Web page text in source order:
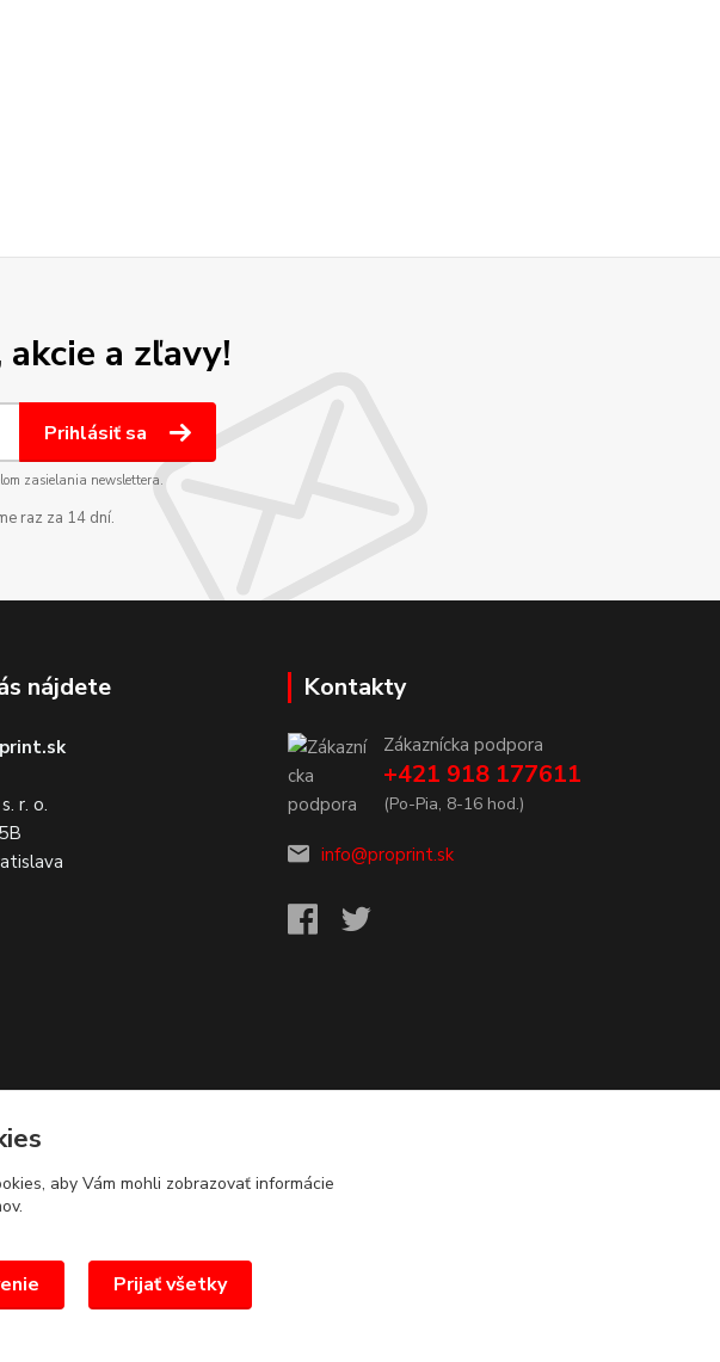
a zľavy!
Prihlásiť sa
zasielania newslettera.
raz za 14 dní.
nájdete
r. o.
Kontakty
Zákaznícka podpora
+421 918 177611
(Po-Pia, 8-16 hod.)
info@proprint.sk
aby Vám mohli zobrazovať informácie
Prijať všetky